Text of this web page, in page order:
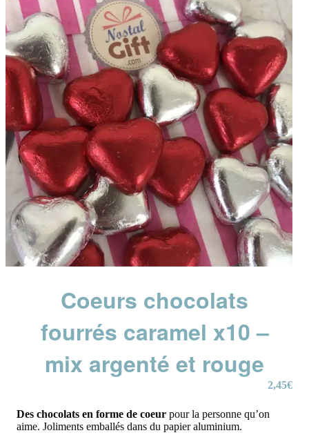
Coeurs chocolats
fourrés caramel x10 –
mix argenté et rouge
2,45€
Des chocolats en forme de coeur pour la personne qu’on
aime. Joliments emballés dans du papier aluminium.